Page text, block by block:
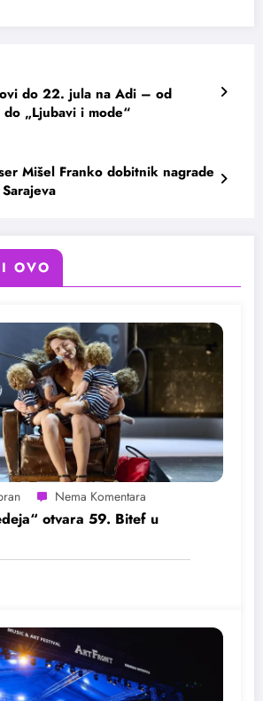
do 22. jula na Adi – od
do „Ljubavi i mode“
Mišel Franko dobitnik nagrade
I OVO
otvara 59. Bitef u